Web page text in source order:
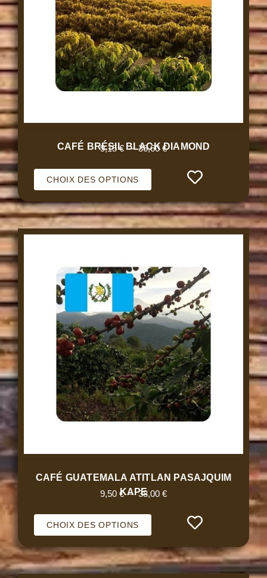
CAFÉ BRÉSIL BLACK DIAMOND
9,15€ – 36,60€
CHOIX DES OPTIONS
CAFÉ GUATEMALA ATITLAN PASAJQUIM
KAPE
9,50 € – 38,00 €
CHOIX DES OPTIONS